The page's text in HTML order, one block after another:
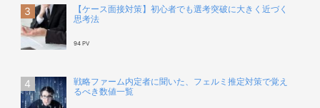
【ケース面接対策】初心者でも選考突破に大きく近づく
思考法
94 PV
戦略ファーム内定者に聞いた、フェルミ推定対策で覚え
るべき数値一覧